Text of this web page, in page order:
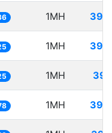
1MH
1MH
1MH
1MH